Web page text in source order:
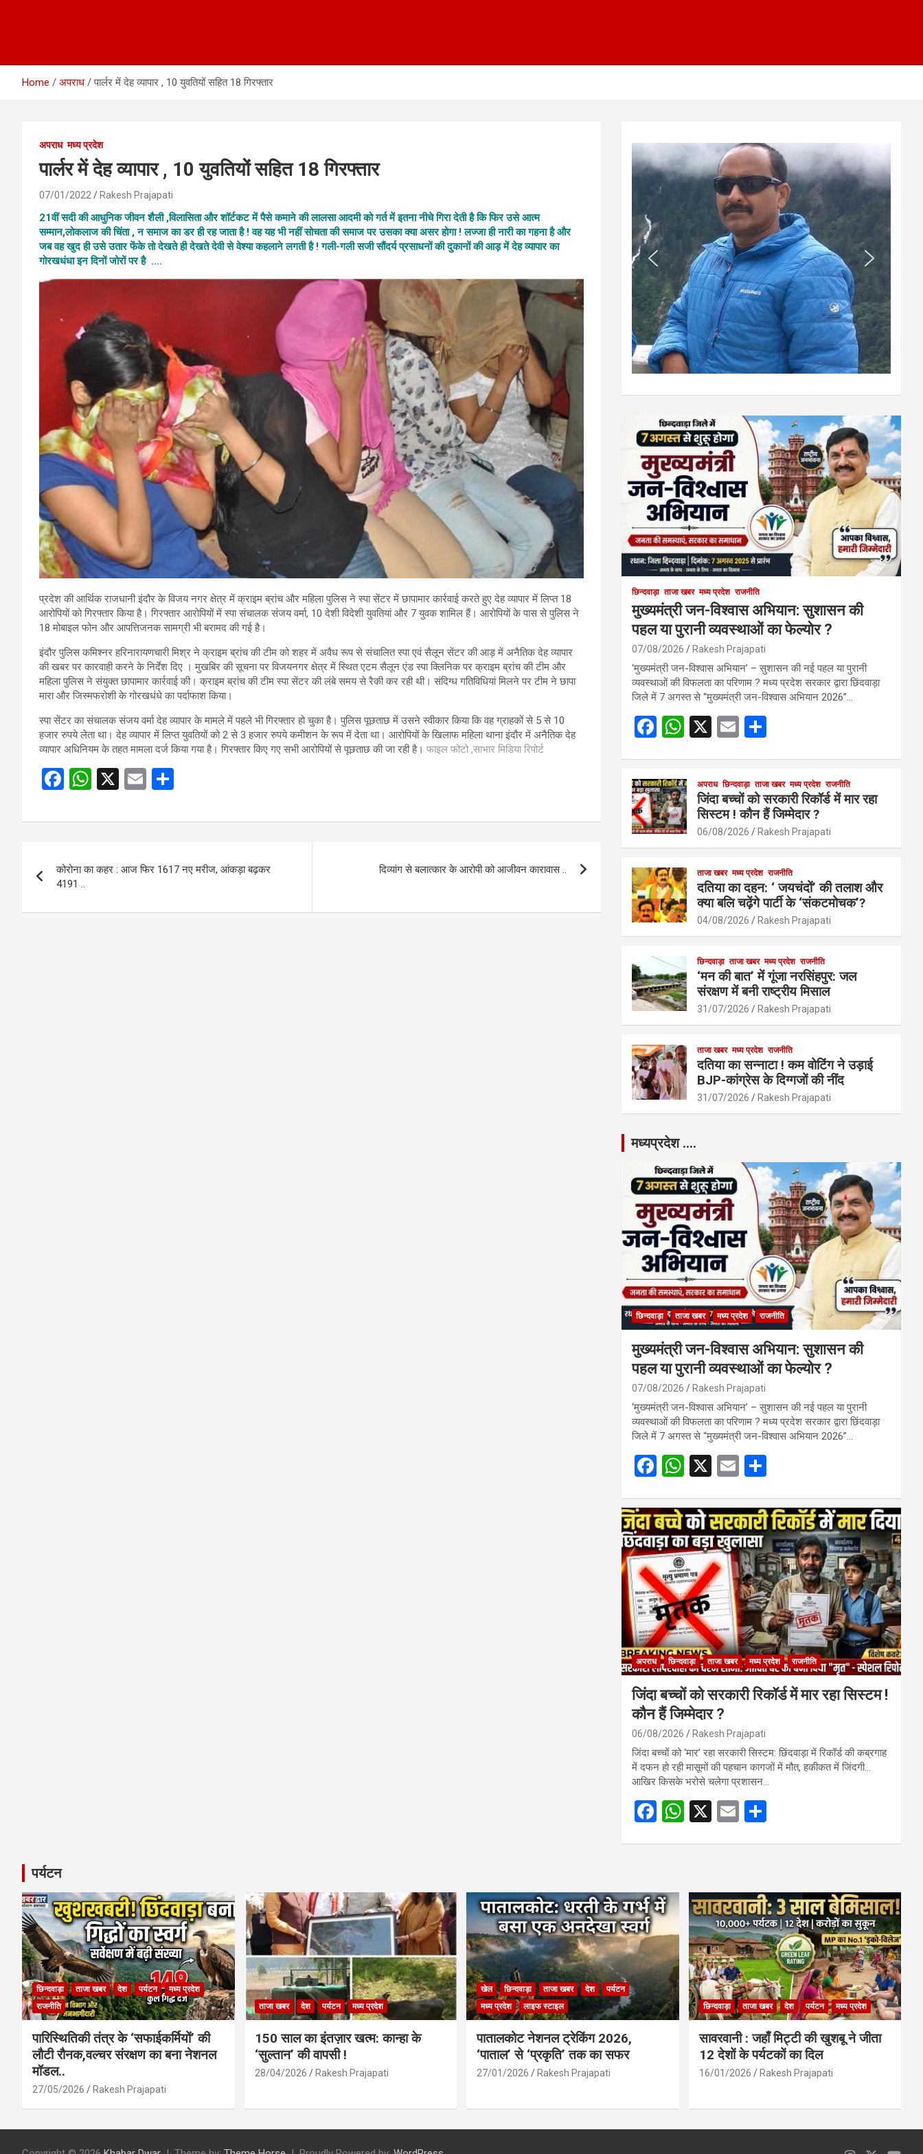
Home अपराध पार्लर में देह व्यापार , 10 युवतियों सहित 18 गिरफ्तार
अपराध मध्य प्रदेश
पार्लर में देह व्यापार , 10 युवतियों सहित 18 गिरफ्तार
07/01/2022 Rakesh Prajapati
21वीं सदी की आधुनिक जीवन शैली ,विलासिता और शॉर्टकट में पैसे कमाने की लालसा आदमी को गर्त में इतना नीचे गिरा देती है कि फिर उसे आत्म
सम्मान,लोकलाज की चिंता , न समाज का डर ही रह जाता है ! वह यह भी नहीं सोचता की समाज पर उसका क्या असर होगा ! लज्जा ही नारी का गहना है और
जब वह खुद ही उसे उतार फेंके तो देखते ही देखते देवी से वेश्या कहलाने लगती है ! गली-गली सजी सौंदर्य प्रसाधनों की दुकानों की आड़ में देह व्यापार का
गोरखधंधा इन दिनों जोरों पर है ….
प्रदेश की आर्थिक राजधानी इंदौर के विजय नगर क्षेत्र में क्राइम ब्रांच और महिला पुलिस ने स्पा सेंटर में छापामार कार्रवाई करते हुए देह व्यापार में लिप्त 18
आरोपियों को गिरफ्तार किया है। गिरफ्तार आरोपियों में स्पा संचालक संजय वर्मा, 10 देशी विदेशी युवतियां और 7 युवक शामिल हैं। आरोपियों के पास से पुलिस ने
18 मोबाइल फोन और आपत्तिजनक सामग्री भी बरामद की गई है।
इंदौर पुलिस कमिश्नर हरिनारायणचारी मिश्र ने क्राइम ब्रांच की टीम को शहर में अवैध रूप से संचालित स्पा एवं सैलून सेंटर की आड़ में अनैतिक देह व्यापार
की खबर पर कारवाही करने के निर्देश दिए । मुखबिर की सूचना पर विजयनगर क्षेत्र में स्थित एटम सैलून एंड स्पा क्लिनिक पर क्राइम ब्रांच की टीम और
महिला पुलिस ने संयुक्त छापामार कार्रवाई की। क्राइम ब्रांच की टीम स्पा सेंटर की लंबे समय से रैकी कर रही थी। संदिग्ध गतिविधियां मिलने पर टीम ने छापा
मारा और जिस्मफरोशी के गोरखधंधे का पर्दाफाश किया।
स्पा सेंटर का संचालक संजय वर्मा देह व्यापार के मामले में पहले भी गिरफ्तार हो चुका है। पुलिस पूछताछ में उसने स्वीकार किया कि वह ग्राहकों से 5 से 10
हजार रुपये लेता था। देह व्यापार में लिप्त युवतियों को 2 से 3 हजार रुपये कमीशन के रूप में देता था। आरोपियों के खिलाफ महिला थाना इंदौर में अनैतिक देह
व्यापार अधिनियम के तहत मामला दर्ज किया गया है। गिरफ्तार किए गए सभी आरोपियों से पूछताछ की जा रही है। फाइल फोटो ,साभार मिडिया रिपोर्ट
F
ce
o
o
k
W
at
A
p
X
E
ail ar
navigation
कोरोना का कहर : आज फिर 1617 नए मरीज, आंकड़ा बढ़कर
4191 ..
दिव्यांग से बलात्कार के आरोपी को आजीवन कारावास ..
छिन्दवाड़ा ताजा खबर मध्य प्रदेश राजनीति
मुख्यमंत्री जन-विश्वास अभियान: सुशासन की
पहल या पुरानी व्यवस्थाओं का फेल्योर ?
07/08/2026 Rakesh Prajapati
‘मुख्यमंत्री जन-विश्वास अभियान’ – सुशासन की नई पहल या पुरानी
व्यवस्थाओं की विफलता का परिणाम ? मध्य प्रदेश सरकार द्वारा छिंदवाड़ा
जिले में 7 अगस्त से “मुख्यमंत्री जन-विश्वास अभियान 2026”…
F
b
o
o
W
s
A
p
X
E
e
अपराध छिन्दवाड़ा ताजा खबर मध्य प्रदेश राजनीति
जिंदा बच्चों को सरकारी रिकॉर्ड में मार रहा
सिस्टम ! कौन हैं जिम्मेदार ?
06/08/2026 Rakesh Prajapati
ताजा खबर मध्य प्रदेश राजनीति
दतिया का दहन: ‘ जयचंदों’ की तलाश और
क्या बलि चढ़ेंगे पार्टी के ‘संकटमोचक’?
04/08/2026 Rakesh Prajapati
छिन्दवाड़ा ताजा खबर मध्य प्रदेश राजनीति
‘मन की बात’ में गूंजा नरसिंहपुर: जल
संरक्षण में बनी राष्ट्रीय मिसाल
31/07/2026 Rakesh Prajapati
ताजा खबर मध्य प्रदेश राजनीति
दतिया का सन्नाटा ! कम वोटिंग ने उड़ाई
BJP-कांग्रेस के दिग्गजों की नींद
31/07/2026 Rakesh Prajapati
मध्यप्रदेश ….
छिन्दवाड़ा ताजा खबर मध्य प्रदेश राजनीति
मुख्यमंत्री जन-विश्वास अभियान: सुशासन की
पहल या पुरानी व्यवस्थाओं का फेल्योर ?
07/08/2026 Rakesh Prajapati
‘मुख्यमंत्री जन-विश्वास अभियान’ – सुशासन की नई पहल या पुरानी
व्यवस्थाओं की विफलता का परिणाम ? मध्य प्रदेश सरकार द्वारा छिंदवाड़ा
जिले में 7 अगस्त से “मुख्यमंत्री जन-विश्वास अभियान 2026”…
F
ce
b
o
o
k
W
at
s
A
p
p
X
E
ail ar
e
अपराध छिन्दवाड़ा ताजा खबर मध्य प्रदेश राजनीति
जिंदा बच्चों को सरकारी रिकॉर्ड में मार रहा सिस्टम !
कौन हैं जिम्मेदार ?
06/08/2026 Rakesh Prajapati
जिंदा बच्चों को ‘मार’ रहा सरकारी सिस्टम: छिंदवाड़ा में रिकॉर्ड की कब्रगाह
में दफन हो रही मासूमों की पहचान कागजों में मौत, हकीकत में जिंदगी…
आखिर किसके भरोसे चलेगा प्रशासन…
F
o
o
k
W
A
p
p
X
E
पर्यटन
छिन्दवाड़ा ताजा खबर देश पर्यटन
मध्य प्रदेश
राजनीति
पारिस्थितिकी तंत्र के ‘सफाईकर्मियों’ की
लौटी रौनक,वल्चर संरक्षण का बना नेशनल
मॉडल..
27/05/2026 Rakesh Prajapati
ताजा खबर देश पर्यटन मध्य प्रदेश
150 साल का इंतज़ार खत्म: कान्हा के
‘सुल्तान’ की वापसी !
28/04/2026 Rakesh Prajapati
खेल छिन्दवाड़ा ताजा खबर देश
पर्यटन
मध्य प्रदेश
लाइफ स्टाइल
पातालकोट नेशनल ट्रेकिंग 2026,
‘पाताल’ से ‘प्रकृति’ तक का सफर
27/01/2026 Rakesh Prajapati
छिन्दवाड़ा ताजा खबर देश पर्यटन मध्य प्रदेश
सावरवानी : जहाँ मिट्टी की खुशबू ने जीता
12 देशों के पर्यटकों का दिल
16/01/2026 Rakesh Prajapati